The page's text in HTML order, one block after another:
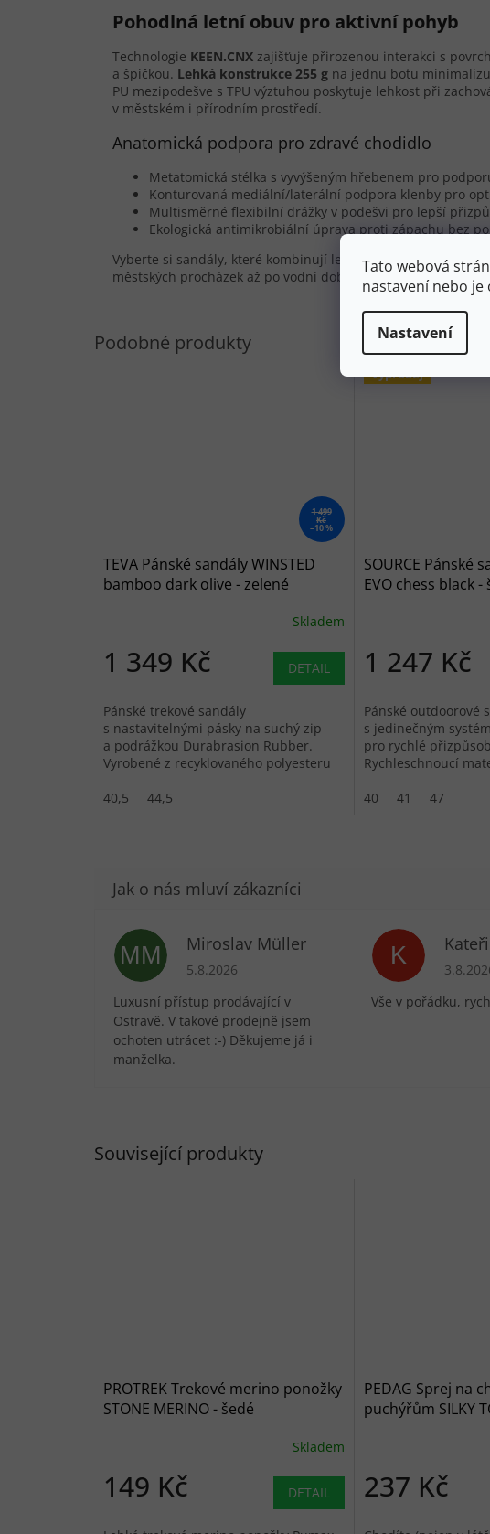
Tato webová
nastavení nebo je
Nastavení
Související produkty
PROTREK Trekové merino ponožky
STONE MERINO - šedé
Skladem
149 Kč DETAIL
PEDAG Sprej na
puchýřům SILKY
237 Kč
Pohodlná letní obuv pro aktivní pohyb
Technologie KEEN.CNX zajišťuje přirozenou interakci s
a špičkou. Lehká konstrukce 255 g na jednu botu
PU mezipodešve s TPU výztuhou poskytuje lehkost při
v městském i přírodním prostředí.
Anatomická podpora pro zdravé chodidlo
Metatomická stélka s vyvýšeným hřebenem pro
Konturovaná mediální/laterální podpora klenby pro
Multisměrné flexibilní drážky v podešvi pro lepší
Ekologická antimikrobiální úprava proti zápachu bez
Vyberte si sandály, které kombinují lehkost, pohodlí a
městských procházek až po vodní dobrodružství.
1 499
Kč
–10 %
TEVA Pánské sandály WINSTED
bamboo dark olive - zelené
Skladem
1 349 Kč DETAIL
Pánské trekové sandály
s nastavitelnými pásky na suchý zip
a podrážkou Durabrasion Rubber.
Vyrobené z recyklovaného polyesteru
40,5
44,5
Výprodej
SOURCE Pánské
EVO chess black -
1 247 Kč
Pánské outdoorové
s jedinečným
pro rychlé
Rychleschnoucí
aktivity.
40 41 47
MM Miroslav Müller
Hodnocení obchodu je 5 z 5 hvězdiček.
5.8.2026
Luxusní přístup prodávající v
Ostravě. V takové prodejně jsem
ochoten utrácet :-) Děkujeme já i
manželka.
K
Vše v pořádku,